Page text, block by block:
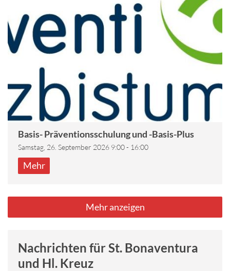
Basis- Präventionsschulung und -Basis-Plus
Samstag, 26. September 2026 9:00 - 16:00
Mehr
Mehr anzeigen
Nachrichten für St. Bonaventura
und Hl. Kreuz